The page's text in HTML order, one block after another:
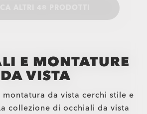
E MONTATURE
DA VISTA
montatura da vista cerchi stile e
collezione di occhiali da vista